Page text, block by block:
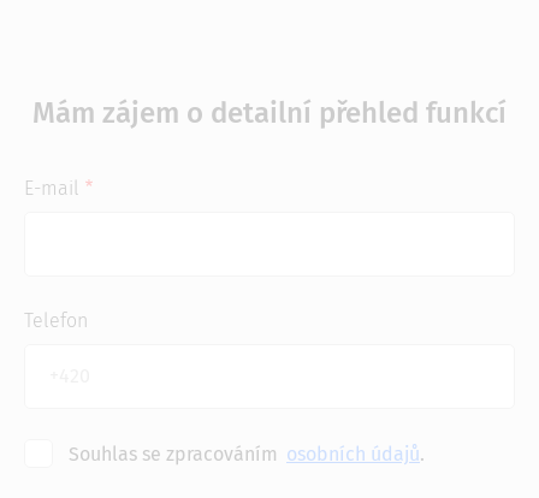
Mám zájem o detailní přehled funkcí
E-mail
Telefon
Souhlas se zpracováním osobních údajů.